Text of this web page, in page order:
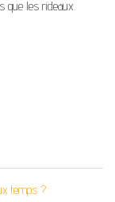
que les rideaux.
temps ?